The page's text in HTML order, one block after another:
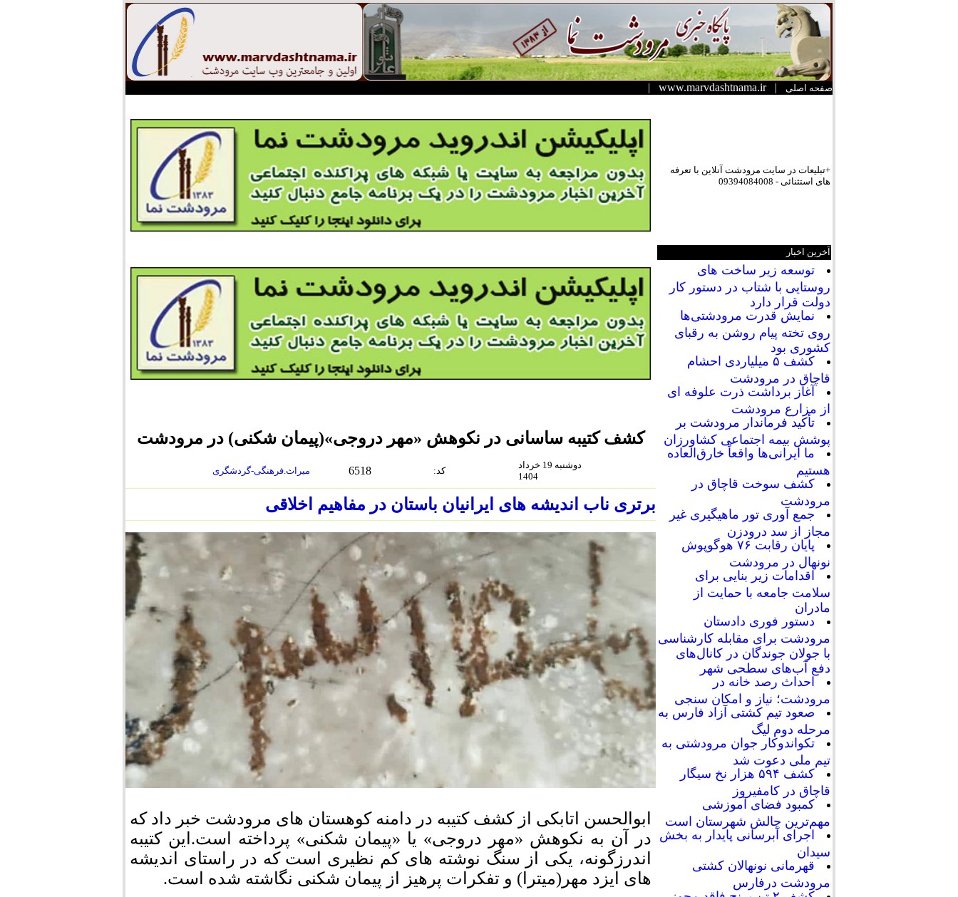
صفحه اصلی |
www.marvdashtnama.ir
|
+تبلیعات در سایت مرودشت آنلاین با تعرفه
های استثنائی - 09394084008
آخرین اخبار
توسعه زیر ساخت های
روستایی با شتاب در دستور کار
دولت قرار دارد
نمایش قدرت مرودشتی‌ها
روی تخته پیام روشن به رقبای
کشوری بود
کشف ۵ میلیاردی احشام
قاچاق در مرودشت
آغاز برداشت ذرت علوفه ای
از مزارع مرودشت
تأکید فرماندار مرودشت بر
پوشش بیمه اجتماعی کشاورزان
ما ایرانی‌ها واقعاً خارق‌العاده
هستیم
کشف سوخت قاچاق در
مرودشت
جمع آوری تور ماهیگیری غیر
مجاز از سد درودزن
پایان رقابت‌ ۷۶ هوگوپوش
نونهال در مرودشت
اقدامات زیر بنایی برای
سلامت جامعه با حمایت از
مادران
دستور فوری دادستان
مرودشت برای مقابله کارشناسی
با جولان جوندگان در کانال‌های
دفع آب‌های سطحی شهر
احداث رصد خانه در
مرودشت؛ نیاز و امکان سنجی
صعود تیم کشتی آزاد فارس به
مرحله دوم لیگ
تکواندوکار جوان مرودشتی به
تیم ملی دعوت شد
کشف ۵۹۴ هزار نخ سیگار
قاچاق در کامفیروز
کمبود فضای آموزشی
مهم‌ترین چالش شهرستان است
اجرای آبرسانی پایدار به بخش
سیدان
قهرمانی نونهالان کشتی
مرودشت درفارس
کشف کتیبه ساسانی در نکوهش «مهر دروجی»(پیمان شکنی) در مرودشت
6518 :كد
دوشنبه 19 خرداد
1404
برتری ناب اندیشه های ایرانیان باستان در مفاهیم اخلاقی
ابوالحسن اتابکی از کشف کتیبه در دامنه کوهستان های مرودشت خبر داد که
در آن به نکوهش «مهر دروجی» یا «پیمان شکنی» پرداخته است.این کتیبه
اندرزگونه، یکی از سنگ نوشته های کم نظیری است که در راستای اندیشه
های ایزد مهر(میترا) و تفکرات پرهیز از پیمان شکنی نگاشته شده است.